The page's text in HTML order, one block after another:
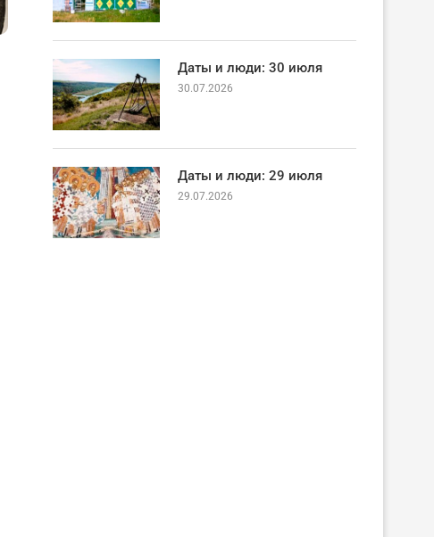
Даты и люди: 30 июля
30.07.2026
Даты и люди: 29 июля
29.07.2026